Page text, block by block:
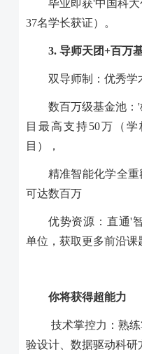
毕业即获'中国科
37名学长获证）。
3. 导师天团+百万
双导师制：优秀学
数百万级基金池：
目最高支持50万（
目），
精准智能化学全
可达数百万
优势资源：直通'
单位，获取更多前沿课
你将获得超能力
技术掌控力：熟
验设计、数据驱动科研